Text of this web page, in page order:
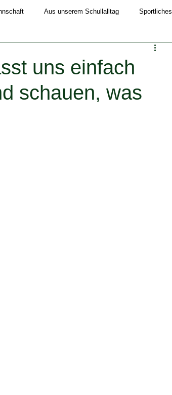
Aus unserem Schullalltag Sportliches
Schuljahr 2022/23
uns einfach
schauen, was